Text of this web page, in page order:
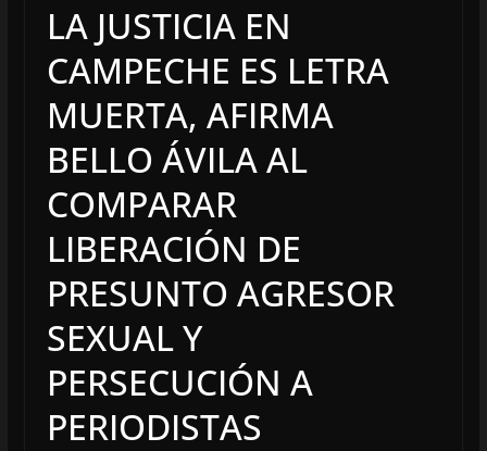
LA JUSTICIA EN
CAMPECHE ES LETRA
MUERTA, AFIRMA
BELLO ÁVILA AL
COMPARAR
LIBERACIÓN DE
PRESUNTO AGRESOR
SEXUAL Y
PERSECUCIÓN A
PERIODISTAS